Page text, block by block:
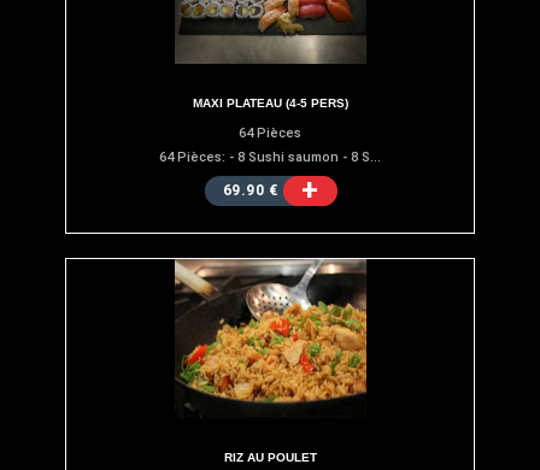
MAXI PLATEAU (4-5 PERS)
64 Pièces
64 Pièces: - 8 Sushi saumon - 8 S...
69.90 € +
RIZ AU POULET